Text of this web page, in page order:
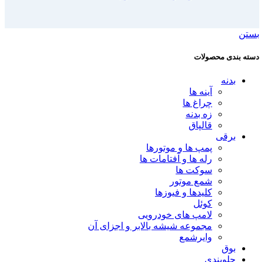
بستن
دسته بندی محصولات
بدنه
آینه ها
چراغ ها
زه بدنه
قالپاق
برقی
پمپ ها و موتورها
رله ها و آفتامات ها
سوکت ها
شمع موتور
کلیدها و فیوزها
کوئل
لامپ های خودرویی
مجموعه شیشه بالابر و اجزای آن
وایرشمع
بوق
جلوبندی